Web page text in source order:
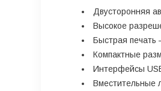
Двусторонняя
Высокое
Быстрая печать
Компактные
Интерфейсы
Вместительные